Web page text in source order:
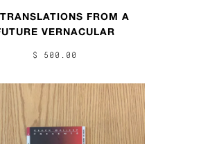
FROM A
VERNACULAR
$ 500.00